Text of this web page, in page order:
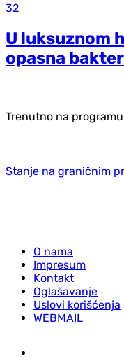
32
U luksuznom
opasna
Trenutno na programu
Stanje na graničnim
O nama
Impresum
Kontakt
Oglašavanje
Uslovi korišćenja
WEBMAIL